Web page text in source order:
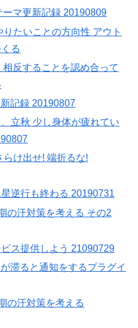
マ更新記録 20190809
たいことの方向性 アウト
る
反することを認め合って
記録 20190807
立秋 少し身体が疲れてい
け出せ! 端折るな!
逆行も終わる 20190731
の汗対策を考える その2
ス提供しよう 21090729
滞ると通知をするプラグイ
の汗対策を考える